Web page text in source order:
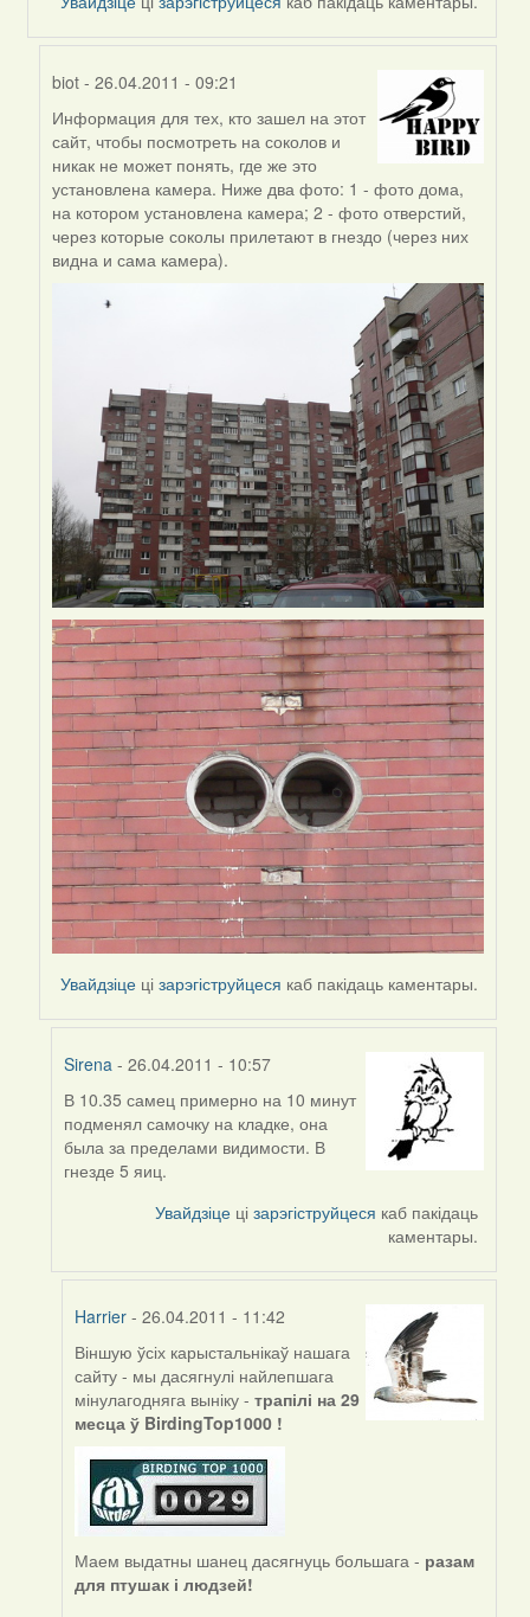
biot - 26.04.2011 - 09:21
In
reply
to
by
biot
Информация для тех, кто зашел на этот
сайт, чтобы посмотреть на соколов и
никак не может понять, где же это
установлена камера. Ниже два фото: 1 - фото дома,
на котором установлена камера; 2 - фото отверстий,
через которые соколы прилетают в гнездо (через них
видна и сама камера).
Увайдзіце цізарэгіструйцеся каб пакідаць каментары.
Sirena- 26.04.2011 - 10:57
In
reply
to
by
В 10.35 самец примерно на 10 минут
подменял самочку на кладке, она
была за пределами видимости. В
гнезде 5 яиц.
Увайдзіце цізарэгіструйцеся каб пакідаць
каментары.
Harrier - 26.04.2011 - 11:42
In
reply
to
by
Sirena
Віншую ўсіх карыстальнікаў нашага
сайту - мы дасягнулі найлепшага
мінулагодняга выніку -трапілі на 29
месца ў BirdingTop1000 !
Маем выдатны шанец дасягнуць большага - разам
для птушак і людзей!